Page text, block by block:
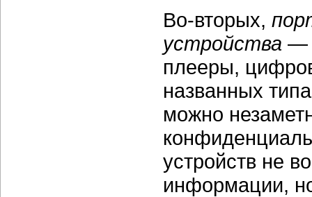
Во-вторых,
устройства —
плееры,
названных
можно
устройств не
информации,